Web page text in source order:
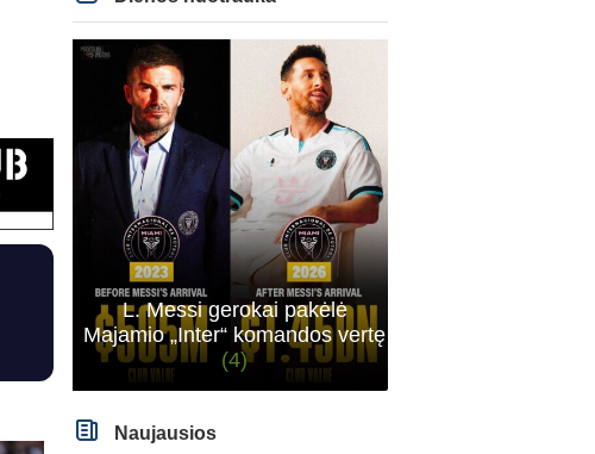
būtų susižaides. O Real vėl bus prisipirks
žvaigždžių ir sėdės be titulų. Nors dabartiniai
pirkimai ir atrodytų grėsmingi klausimas kaip
komandoje atmosfera bus, nes treneris ir ne iš
ramesnių. Laukia įdomus sezonas. Šiaip dėl
kaip kurių žaidėjų gaila, kad pasirinko Real. Nes
mano nuomone ten kirmėlių irštva, o ne klubas.
To pačio Mbappe jau gaila, Prancūzijos rinktinėj
buvo lyderis ar vienas tokių, o klube jau pasirodę
buvo kalbų, kad kaltinamas buvo dėl nesėkmių.
Beje Man City su Barca man atrodo geresni
santykiai, neinsu Real, tai čia ir klausimas. Nes
Rodri gal nori į Real, bet klausimas ar Man City
su Real susitars.
L. Messi gerokai pakėlė
Majamio „Inter“ komandos vertę
(4)
Naujausios